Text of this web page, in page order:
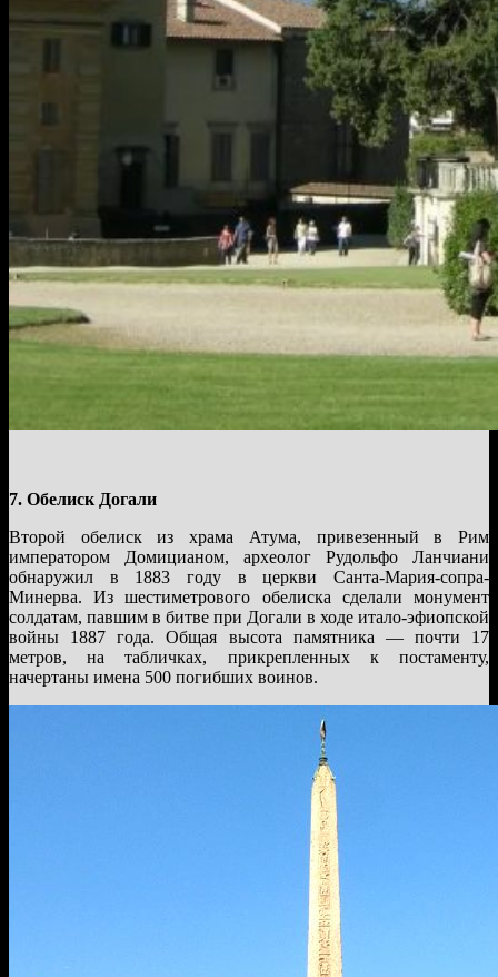
7. Обелиск Догали
Второй обелиск из храма Атума, привезенный в Рим
императором Домицианом, археолог Рудольфо Ланчиани
обнаружил в 1883 году в церкви Санта-Мария-сопра-
Минерва. Из шестиметрового обелиска сделали монумент
солдатам, павшим в битве при Догали в ходе итало-эфиопской
войны 1887 года. Общая высота памятника — почти 17
метров, на табличках, прикрепленных к постаменту,
начертаны имена 500 погибших воинов.